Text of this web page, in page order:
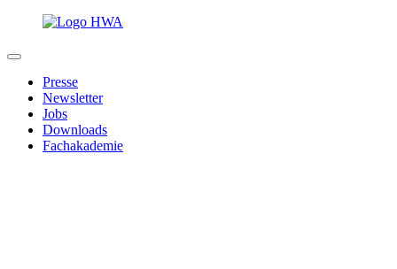
Presse
Newsletter
Jobs
Downloads
Fachakademie